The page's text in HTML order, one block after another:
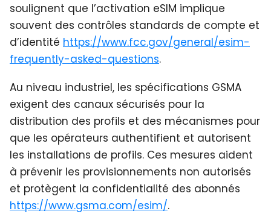
soulignent que l’activation eSIM implique
souvent des contrôles standards de compte et
d’identité https://www.fcc.gov/general/esim-
frequently-asked-questions.
Au niveau industriel, les spécifications GSMA
exigent des canaux sécurisés pour la
distribution des profils et des mécanismes pour
que les opérateurs authentifient et autorisent
les installations de profils. Ces mesures aident
à prévenir les provisionnements non autorisés
et protègent la confidentialité des abonnés
https://www.gsma.com/esim/.